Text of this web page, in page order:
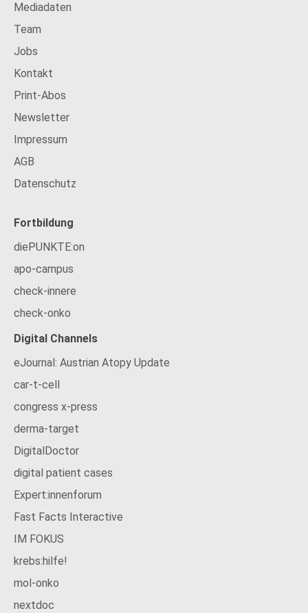
Mediadaten
Team
Jobs
Kontakt
Print-Abos
Newsletter
Impressum
AGB
Datenschutz
Fortbildung
diePUNKTE:on
apo-campus
check-innere
check-onko
Digital Channels
eJournal: Austrian Atopy Update
car-t-cell
congress x-press
derma-target
DigitalDoctor
digital patient cases
Expert:innenforum
Fast Facts Interactive
IM FOKUS
krebs:hilfe!
mol-onko
nextdoc